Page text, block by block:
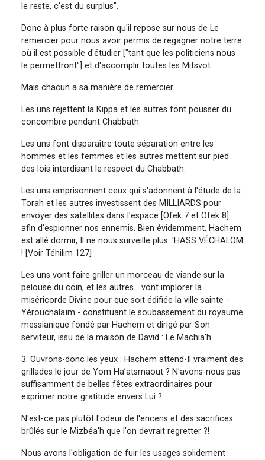
le reste, c'est du surplus".
Donc à plus forte raison qu'il repose sur nous de Le
remercier pour nous avoir permis de regagner notre terre
où il est possible d'étudier ["tant que les politiciens nous
le permettront"] et d'accomplir toutes les Mitsvot.
Mais chacun a sa manière de remercier.
Les uns rejettent la Kippa et les autres font pousser du
concombre pendant Chabbath.
Les uns font disparaître toute séparation entre les
hommes et les femmes et les autres mettent sur pied
des lois interdisant le respect du Chabbath.
Les uns emprisonnent ceux qui s'adonnent à l'étude de la
Torah et les autres investissent des MILLIARDS pour
envoyer des satellites dans l'espace [Ofek 7 et Ofek 8]
afin d'espionner nos ennemis. Bien évidemment, Hachem
est allé dormir, Il ne nous surveille plus. 'HASS VÉCHALOM
! [Voir Téhilim 127]
Les uns vont faire griller un morceau de viande sur la
pelouse du coin, et les autres... vont implorer la
miséricorde Divine pour que soit édifiée la ville sainte -
Yérouchalaïm - constituant le soubassement du royaume
messianique fondé par Hachem et dirigé par Son
serviteur, issu de la maison de David : Le Machia'h.
3. Ouvrons-donc les yeux : Hachem attend-Il vraiment des
grillades le jour de Yom Ha’atsmaout ? N'avons-nous pas
suffisamment de belles fêtes extraordinaires pour
exprimer notre gratitude envers Lui ?
N'est-ce pas plutôt l'odeur de l'encens et des sacrifices
brûlés sur le Mizbéa'h que l'on devrait regretter ?!
Nous avons l'obligation de fuir les usages solidement